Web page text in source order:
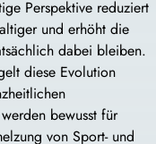
Perspektive reduziert
und erhöht die
dabei bleiben.
diese Evolution
bewusst für
von Sport- und